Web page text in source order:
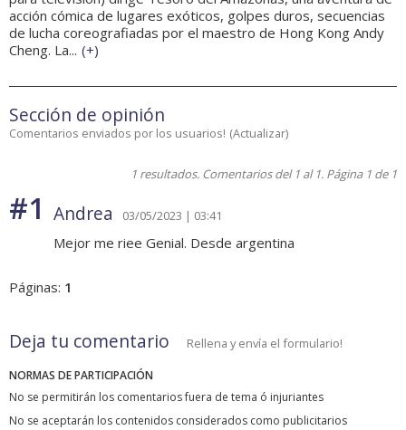
acción cómica de lugares exóticos, golpes duros, secuencias
de lucha coreografiadas por el maestro de Hong Kong Andy
Cheng. La... (+)
Sección de opinión
Comentarios enviados por los usuarios! (Actualizar)
1 resultados. Comentarios del 1 al 1. Página 1 de 1
#1 Andrea 03/05/2023 | 03:41
Mejor me riee Genial. Desde argentina
Páginas: 1
Deja tu comentario Rellena y envía el formulario!
NORMAS DE PARTICIPACIÓN
No se permitirán los comentarios fuera de tema ó injuriantes
No se aceptarán los contenidos considerados como publicitarios